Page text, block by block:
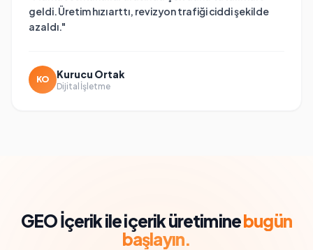
geldi. Üretim hızı arttı, revizyon trafiği ciddi şekilde
azaldı."
KO Kurucu Ortak
Dijital İşletme
GEO İçerikile içerik üretiminebugün
başlayın.